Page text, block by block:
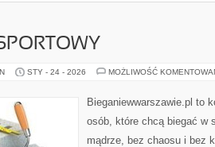
STY - 24 - 2026 MOŻLIWOŚĆ
Bieganiewwarszawie.pl to
osób, które chcą biegać w
mądrze, bez chaosu i bez